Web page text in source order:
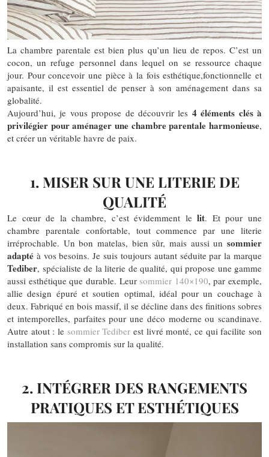
La chambre parentale est bien plus qu’un lieu de repos. C’est un
cocon, un refuge personnel dans lequel on se ressource chaque
jour. Pour concevoir une pièce à la fois esthétique,fonctionnelle et
apaisante, il est essentiel de penser à son aménagement dans sa
globalité.
Aujourd’hui, je vous propose de découvrir les 4 éléments clés à
privilégier pour aménager une chambre parentale harmonieuse,
et créer un véritable havre de paix.
1. MISER SUR UNE LITERIE DE
QUALITÉ
Le cœur de la chambre, c’est évidemment lelit. Et pour une
chambre parentale confortable, tout commence par une literie
irréprochable. Un bon matelas, bien sûr, mais aussi un sommier
adapté à vos besoins. Je suis toujours autant séduite par la marque
Tediber, spécialiste de la literie de qualité, qui propose une gamme
aussi esthétique que durable. Leursommier 140×190, par exemple,
allie design épuré et soutien optimal, idéal pour un couchage à
deux. Fabriqué en bois massif, il se décline dans des finitions sobres
et intemporelles, parfaites pour une déco moderne ou scandinave.
Autre atout : le sommierTediber est livré monté, ce qui facilite son
installation sans compromis sur la qualité.
2. INTÉGRER DES RANGEMENTS
PRATIQUES ET ESTHÉTIQUES